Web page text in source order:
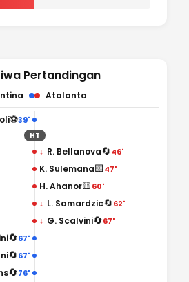
Pertandingan
Atalanta
39'
⚽
HT
↓ R. Bellanova🔄46'
K. Sulemana🟨47'
H. Ahanor🟨60'
↓ L. Samardzic🔄62'
↓ G. Scalvini🔄67'
67'
🔄
67'
🔄
76'
🔄